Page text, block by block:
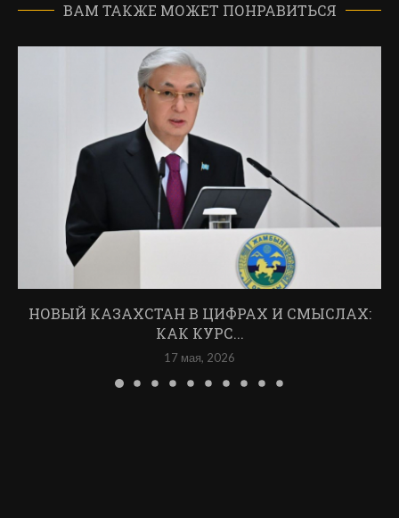
ВАМ ТАКЖЕ МОЖЕТ ПОНРАВИТЬСЯ
НОВЫЙ КАЗАХСТАН В ЦИФРАХ И СМЫСЛАХ:
КАК КУРС...
17 мая, 2026